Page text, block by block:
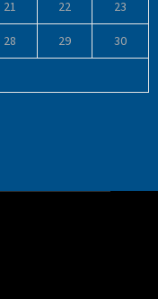
21 22 23
28 29 30